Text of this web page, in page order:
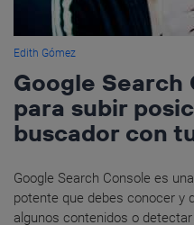
Edith Gómez
Google Search
para subir
buscador con
Google Search Console es
potente que debes conocer y
algunos contenidos o